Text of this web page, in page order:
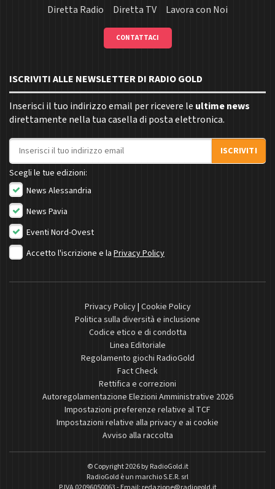
Diretta Radio
Diretta TV Lavora con Noi
CONTATTACI
ISCRIVITI ALLE NEWSLETTER DI RADIO GOLD
Inserisci il tuo indirizzo email per ricevere le ultime news
direttamente nella tua casella di posta elettronica.
Indirizzo email
ISCRIVITI
Scegli le tue edizioni:
News Alessandria
News Pavia
Eventi Nord-Ovest
Accetto l'iscrizione e la Privacy Policy
Privacy Policy| Cookie Policy
Politica sulla diversità e inclusione
Codice etico e di condotta
Linea Editoriale
Regolamento giochi RadioGold
Fact Check
Rettifica e correzioni
Autoregolamentazione Elezioni Amministrative 2026
Impostazioni preferenze relative al TCF
Impostazioni relative alla privacy e ai cookie
Avviso alla raccolta
© Copyright 2026 byRadioGold.it
RadioGold è un marchio S.E.R. srl